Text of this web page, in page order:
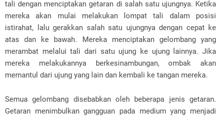
tali dengan menciptakan getaran di salah satu ujungnya. Ketika
mereka akan mulai melakukan lompat tali dalam posisi
istirahat, lalu gerakkan salah satu ujungnya dengan cepat ke
atas dan ke bawah. Mereka menciptakan gelombang yang
merambat melalui tali dari satu ujung ke ujung lainnya. Jika
mereka melakukannya berkesinambungan, ombak akan
memantul dari ujung yang lain dan kembali ke tangan mereka.
Semua gelombang disebabkan oleh beberapa jenis getaran.
Getaran menimbulkan gangguan pada medium yang menjadi